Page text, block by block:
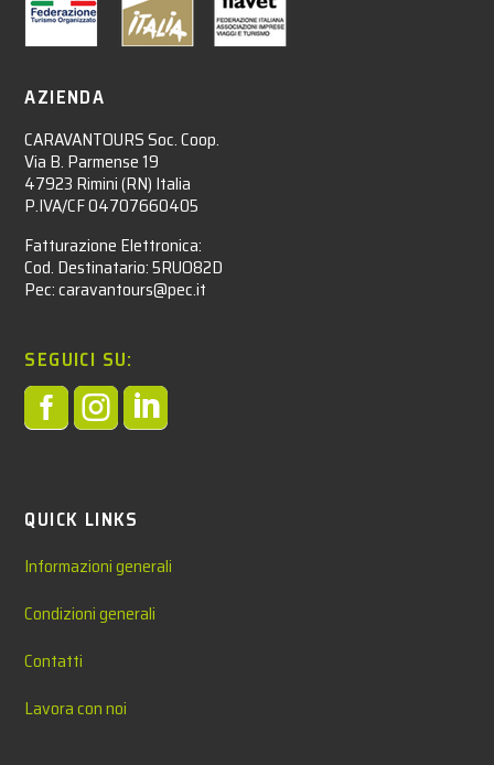
AZIENDA
CARAVANTOURS Soc. Coop.
Via B. Parmense 19
47923 Rimini (RN) Italia
P.IVA/CF 04707660405
Fatturazione Elettronica:
Cod. Destinatario: 5RUO82D
Pec: caravantours@pec.it
SEGUICI SU:

QUICK LINKS
Informazioni generali
Condizioni generali
Contatti
Lavora con noi